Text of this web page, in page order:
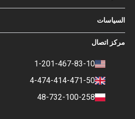
ضماناتك مع
أطباؤنا
خبير المجلس الاستشاري الطبي
Bookimed
التأثير الاجتماعي وأضواء الإعلام
أضف المستشفى الخاص بك
شروط الإستخدام
سياسة التقييم
شروط الدفع والإيداع
سياسة التصنيف
اتصال
1-201-467-83-10
4-474-414-471-50
48-732-100-258